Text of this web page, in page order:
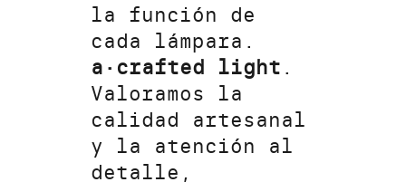
la función de
cada lámpara.
a·crafted light .
Valoramos la
calidad artesanal
y la atención al
detalle,